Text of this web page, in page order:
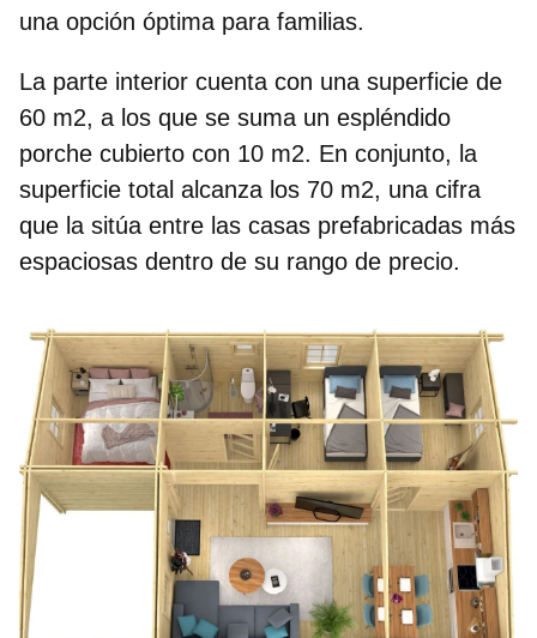
una opción óptima para familias.
La parte interior cuenta con una superficie de
60 m2, a los que se suma un espléndido
porche cubierto con 10 m2. En conjunto, la
superficie total alcanza los 70 m2, una cifra
que la sitúa entre las casas prefabricadas más
espaciosas dentro de su rango de precio.